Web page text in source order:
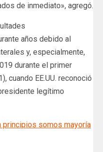
de inmediato», agregó.
años debido al
y, especialmente,
durante el primer
cuando EE.UU. reconoció
legítimo
principios somos mayoría